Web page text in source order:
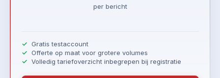
per bericht
Gratis testaccount
Offerte op maat voor grotere volumes
Volledig tariefoverzicht inbegrepen bij registratie